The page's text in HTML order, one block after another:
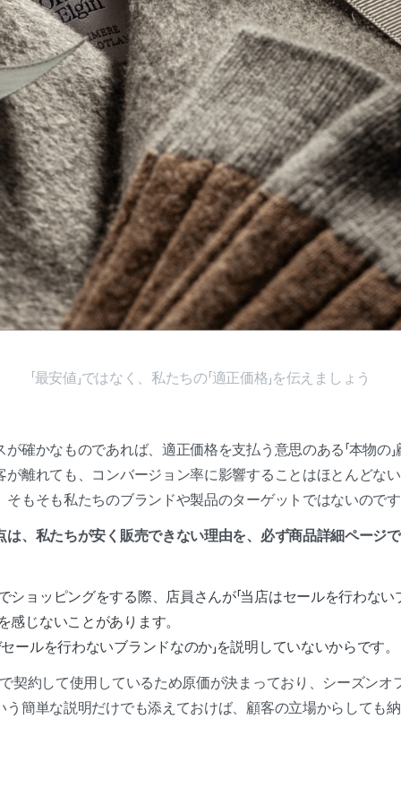
「最安値」ではなく、私たちの「適正価格」を伝えましょう
確かなものであれば、適正価格を支払う意思のある「本物の
が離れても、コンバージョン率に影響することはほとんどな
そもそも私たちのブランドや製品のターゲットではないので
は、私たちが安く販売できない理由を、必ず商品詳細ページ
ショッピングをする際、店員さんが「当店はセールを行わない
感じないことがあります。
ールを行わないブランドなのか」を説明していないからです。
契約して使用しているため原価が決まっており、シーズンオ
う簡単な説明だけでも添えておけば、顧客の立場からしても